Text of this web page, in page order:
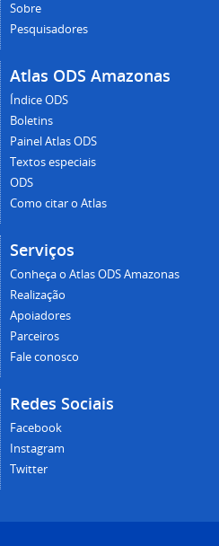
Sobre
Pesquisadores
Atlas ODS Amazonas
Índice ODS
Boletins
Painel Atlas ODS
Textos especiais
ODS
Como citar o Atlas
Serviços
Conheça o Atlas ODS Amazonas
Realização
Apoiadores
Parceiros
Fale conosco
Redes Sociais
Facebook
Instagram
Twitter